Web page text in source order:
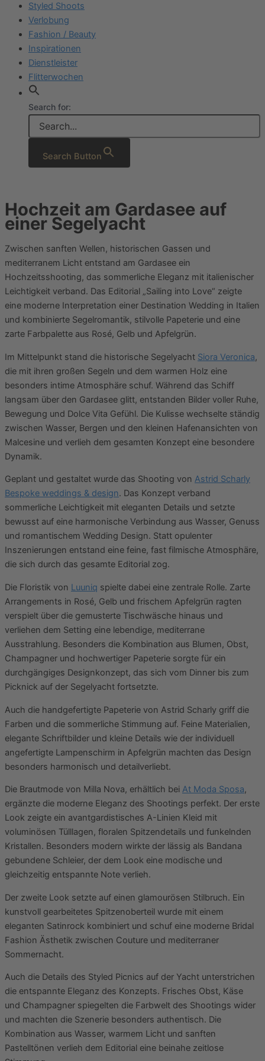
Styled Shoots
Verlobung
Fashion / Beauty
Inspirationen
Dienstleister
Flitterwochen
Search for:
Search Button
Hochzeit am Gardasee auf
einer Segelyacht
Zwischen sanften Wellen, historischen Gassen und
mediterranem Licht entstand am Gardasee ein
Hochzeitsshooting, das sommerliche Eleganz mit italienischer
Leichtigkeit verband. Das Editorial „Sailing into Love“ zeigte
eine moderne Interpretation einer Destination Wedding in Italien
und kombinierte Segelromantik, stilvolle Papeterie und eine
zarte Farbpalette aus Rosé, Gelb und Apfelgrün.
Im Mittelpunkt stand die historische Segelyacht Siora Veronica,
die mit ihren großen Segeln und dem warmen Holz eine
besonders intime Atmosphäre schuf. Während das Schiff
langsam über den Gardasee glitt, entstanden Bilder voller Ruhe,
Bewegung und Dolce Vita Gefühl. Die Kulisse wechselte ständig
zwischen Wasser, Bergen und den kleinen Hafenansichten von
Malcesine und verlieh dem gesamten Konzept eine besondere
Dynamik.
Geplant und gestaltet wurde das Shooting von Astrid Scharly
Bespoke weddings & design. Das Konzept verband
sommerliche Leichtigkeit mit eleganten Details und setzte
bewusst auf eine harmonische Verbindung aus Wasser, Genuss
und romantischem Wedding Design. Statt opulenter
Inszenierungen entstand eine feine, fast filmische Atmosphäre,
die sich durch das gesamte Editorial zog.
Die Floristik von Luuniq spielte dabei eine zentrale Rolle. Zarte
Arrangements in Rosé, Gelb und frischem Apfelgrün ragten
verspielt über die gemusterte Tischwäsche hinaus und
verliehen dem Setting eine lebendige, mediterrane
Ausstrahlung. Besonders die Kombination aus Blumen, Obst,
Champagner und hochwertiger Papeterie sorgte für ein
durchgängiges Designkonzept, das sich vom Dinner bis zum
Picknick auf der Segelyacht fortsetzte.
Auch die handgefertigte Papeterie von Astrid Scharly griff die
Farben und die sommerliche Stimmung auf. Feine Materialien,
elegante Schriftbilder und kleine Details wie der individuell
angefertigte Lampenschirm in Apfelgrün machten das Design
besonders harmonisch und detailverliebt.
Die Brautmode von Milla Nova, erhältlich bei At Moda Sposa,
ergänzte die moderne Eleganz des Shootings perfekt. Der erste
Look zeigte ein avantgardistisches A-Linien Kleid mit
voluminösen Tülllagen, floralen Spitzendetails und funkelnden
Kristallen. Besonders modern wirkte der lässig als Bandana
gebundene Schleier, der dem Look eine modische und
gleichzeitig entspannte Note verlieh.
Der zweite Look setzte auf einen glamourösen Stilbruch. Ein
kunstvoll gearbeitetes Spitzenoberteil wurde mit einem
eleganten Satinrock kombiniert und schuf eine moderne Bridal
Fashion Ästhetik zwischen Couture und mediterraner
Sommernacht.
Auch die Details des Styled Picnics auf der Yacht unterstrichen
die entspannte Eleganz des Konzepts. Frisches Obst, Käse
und Champagner spiegelten die Farbwelt des Shootings wider
und machten die Szenerie besonders authentisch. Die
Kombination aus Wasser, warmem Licht und sanften
Pastelltönen verlieh dem Editorial eine beinahe zeitlose